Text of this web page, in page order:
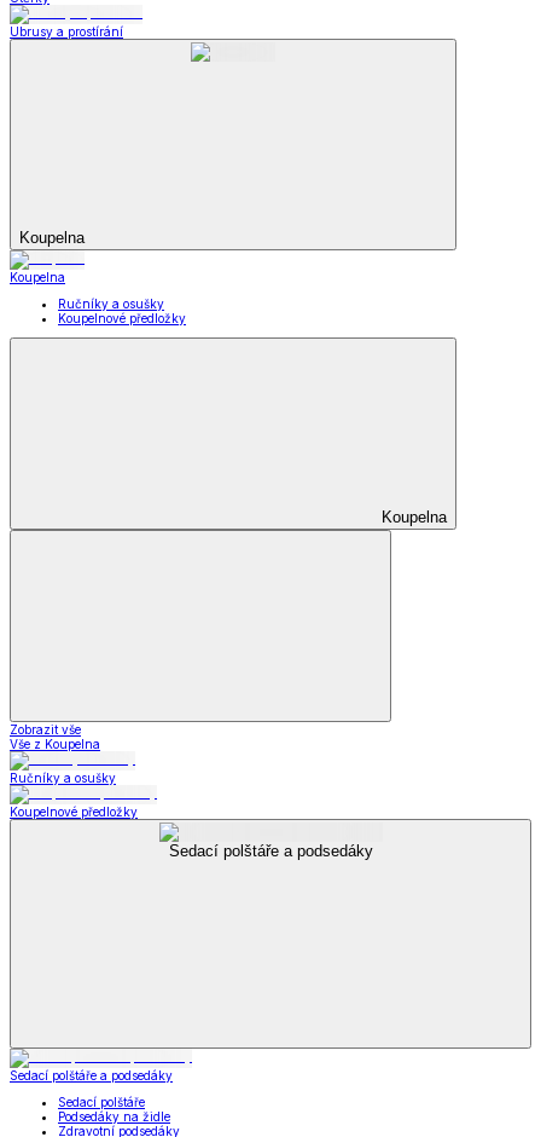
Ubrusy a prostírání
Koupelna
Koupelna
Ručníky a osušky
Koupelnové předložky
Koupelna
Zobrazit vše
Vše z Koupelna
Ručníky a osušky
Koupelnové předložky
Sedací polštáře a podsedáky
Sedací polštáře a podsedáky
Sedací polštáře
Podsedáky na židle
Zdravotní podsedáky